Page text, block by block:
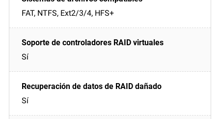
FAT, NTFS, Ext2/3/4, HFS+
Sí
Sí